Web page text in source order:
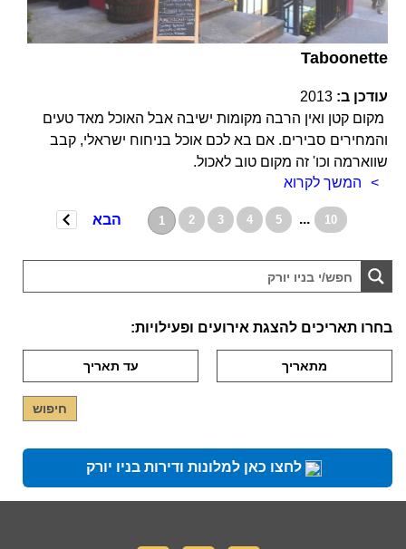
Taboonette
עודכן ב: 2013
מקום קטן ואין הרבה מקומות ישיבה אבל האוכל מאד טעים
והמחירים סבירים. אם בא לכם אוכל בניחוח ישראלי, קבב
שווארמה וכו' זה מקום טוב לאכול.
המשך לקרוא
1 2 3 4 5 ... 10 הבא
בחרו תאריכים להצגת אירועים ופעילויות:
לחצו כאן למלונות ודירות בניו יורק